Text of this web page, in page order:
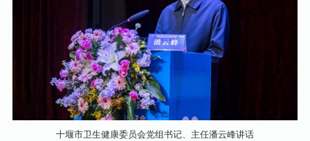
十堰市卫生健康委员会党组书记、主任潘云峰讲话